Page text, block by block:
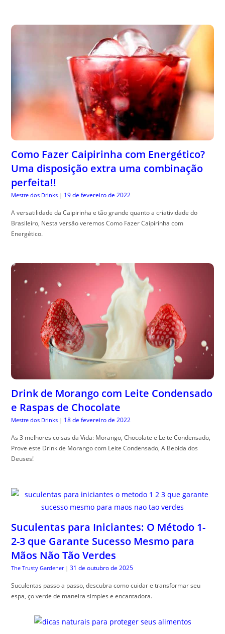
Como Fazer Caipirinha com Energético?
Uma disposição extra uma combinação
perfeita!!
Mestre dos Drinks | 19 de fevereiro de 2022
A versatilidade da Caipirinha e tão grande quanto a criatividade do
Brasileiro, Nesta versão veremos Como Fazer Caipirinha com
Energético.
Drink de Morango com Leite Condensado
e Raspas de Chocolate
Mestre dos Drinks | 18 de fevereiro de 2022
As 3 melhores coisas da Vida: Morango, Chocolate e Leite Condensado,
Prove este Drink de Morango com Leite Condensado, A Bebida dos
Deuses!
Suculentas para Iniciantes: O Método 1-
2-3 que Garante Sucesso Mesmo para
Mãos Não Tão Verdes
The Trusty Gardener | 31 de outubro de 2025
Suculentas passo a passo, descubra como cuidar e transformar seu
espa, ço verde de maneira simples e encantadora.